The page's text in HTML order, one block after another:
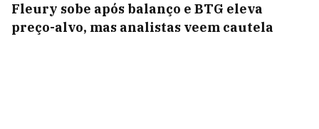
Fleury sobe após balanço e BTG eleva
preço-alvo, mas analistas veem cautela